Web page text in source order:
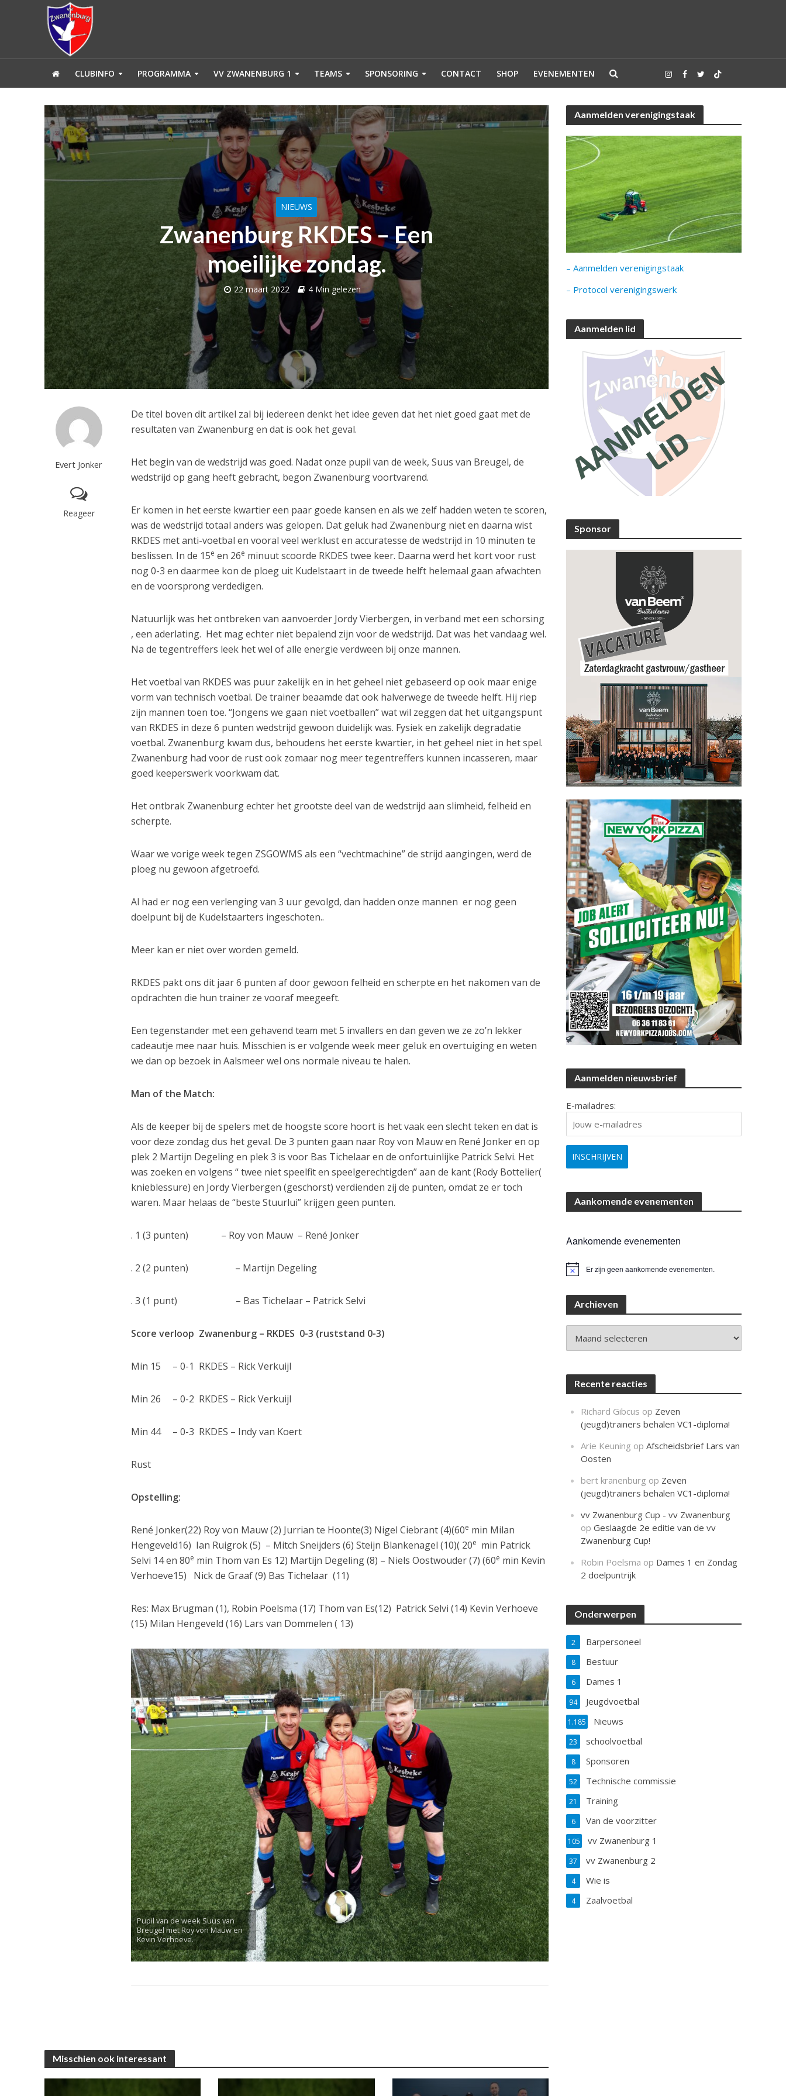
CLUBINFO PROGRAMMA VV ZWANENBURG 1 TEAMS SPONSORING CONTACT SHOP EVENEMENTEN
NIEUWS
Zwanenburg RKDES – Een
moeilijke zondag.
22 maart 2022 4 Min gelezen
Evert Jonker
Reageer
De titel boven dit artikel zal bij iedereen denkt het idee geven dat het niet goed gaat met de
resultaten van Zwanenburg en dat is ook het geval.
Het begin van de wedstrijd was goed. Nadat onze pupil van de week, Suus van Breugel, de
wedstrijd op gang heeft gebracht, begon Zwanenburg voortvarend.
Er komen in het eerste kwartier een paar goede kansen en als we zelf hadden weten te scoren,
was de wedstrijd totaal anders was gelopen. Dat geluk had Zwanenburg niet en daarna wist
RKDES met anti-voetbal en vooral veel werklust en accuratesse de wedstrijd in 10 minuten te
beslissen. In de 15e en 26e minuut scoorde RKDES twee keer. Daarna werd het kort voor rust
nog 0-3 en daarmee kon de ploeg uit Kudelstaart in de tweede helft helemaal gaan afwachten
en de voorsprong verdedigen.
Natuurlijk was het ontbreken van aanvoerder Jordy Vierbergen, in verband met een schorsing
, een aderlating. Het mag echter niet bepalend zijn voor de wedstrijd. Dat was het vandaag wel.
Na de tegentreffers leek het wel of alle energie verdween bij onze mannen.
Het voetbal van RKDES was puur zakelijk en in het geheel niet gebaseerd op ook maar enige
vorm van technisch voetbal. De trainer beaamde dat ook halverwege de tweede helft. Hij riep
zijn mannen toen toe. “Jongens we gaan niet voetballen” wat wil zeggen dat het uitgangspunt
van RKDES in deze 6 punten wedstrijd gewoon duidelijk was. Fysiek en zakelijk degradatie
voetbal. Zwanenburg kwam dus, behoudens het eerste kwartier, in het geheel niet in het spel.
Zwanenburg had voor de rust ook zomaar nog meer tegentreffers kunnen incasseren, maar
goed keeperswerk voorkwam dat.
Het ontbrak Zwanenburg echter het grootste deel van de wedstrijd aan slimheid, felheid en
scherpte.
Waar we vorige week tegen ZSGOWMS als een “vechtmachine” de strijd aangingen, werd de
ploeg nu gewoon afgetroefd.
Al had er nog een verlenging van 3 uur gevolgd, dan hadden onze mannen er nog geen
doelpunt bij de Kudelstaarters ingeschoten..
Meer kan er niet over worden gemeld.
RKDES pakt ons dit jaar 6 punten af door gewoon felheid en scherpte en het nakomen van de
opdrachten die hun trainer ze vooraf meegeeft.
Een tegenstander met een gehavend team met 5 invallers en dan geven we ze zo’n lekker
cadeautje mee naar huis. Misschien is er volgende week meer geluk en overtuiging en weten
we dan op bezoek in Aalsmeer wel ons normale niveau te halen.
Man of the Match:
Als de keeper bij de spelers met de hoogste score hoort is het vaak een slecht teken en dat is
voor deze zondag dus het geval. De 3 punten gaan naar Roy von Mauw en René Jonker en op
plek 2 Martijn Degeling en plek 3 is voor Bas Tichelaar en de onfortuinlijke Patrick Selvi. Het
was zoeken en volgens “ twee niet speelfit en speelgerechtigden” aan de kant (Rody Bottelier(
knieblessure) en Jordy Vierbergen (geschorst) verdienden zij de punten, omdat ze er toch
waren. Maar helaas de “beste Stuurlui” krijgen geen punten.
. 1 (3 punten) – Roy von Mauw – René Jonker
. 2 (2 punten) – Martijn Degeling
. 3 (1 punt) – Bas Tichelaar – Patrick Selvi
Score verloop Zwanenburg – RKDES 0-3 (ruststand 0-3)
Min 15 – 0-1 RKDES – Rick Verkuijl
Min 26 – 0-2 RKDES – Rick Verkuijl
Min 44 – 0-3 RKDES – Indy van Koert
Rust
Opstelling:
René Jonker(22) Roy von Mauw (2) Jurrian te Hoonte(3) Nigel Ciebrant (4)(60e min Milan
Hengeveld16) Ian Ruigrok (5) – Mitch Sneijders (6) Steijn Blankenagel (10)( 20e min Patrick
Selvi 14 en 80e min Thom van Es 12) Martijn Degeling (8) – Niels Oostwouder (7) (60e min Kevin
Verhoeve15) Nick de Graaf (9) Bas Tichelaar (11)
Res: Max Brugman (1), Robin Poelsma (17) Thom van Es(12) Patrick Selvi (14) Kevin Verhoeve
(15) Milan Hengeveld (16) Lars van Dommelen ( 13)
Pupil van de week Suus van
Breugel met Roy von Mauw en
Kevin Verhoeve.
Misschien ook interessant
Aanmelden verenigingstaak
– Aanmelden verenigingstaak
– Protocol verenigingswerk
Aanmelden lid
Sponsor
Aanmelden nieuwsbrief
E-mailadres:
Aankomende evenementen
Aankomende evenementen
B
t
Er zijn geen aankomende evenementen.
Archieven
Recente reacties
Richard Gibcus op Zeven
(jeugd)trainers behalen VC1-diploma!
Arie Keuning opAfscheidsbrief Lars van
Oosten
bert kranenburg op Zeven
(jeugd)trainers behalen VC1-diploma!
vv Zwanenburg Cup - vv Zwanenburg
opGeslaagde 2e editie van de vv
Zwanenburg Cup!
Robin Poelsma op Dames 1 en Zondag
2 doelpuntrijk
Onderwerpen
Barpersoneel
2
Bestuur
8
Dames 1
6
Jeugdvoetbal
94
Nieuws
1.185
schoolvoetbal
23
Sponsoren
8
Technische commissie
52
Training
21
Van de voorzitter
6
vv Zwanenburg 1
105
vv Zwanenburg 2
37
Wie is
4
Zaalvoetbal
4